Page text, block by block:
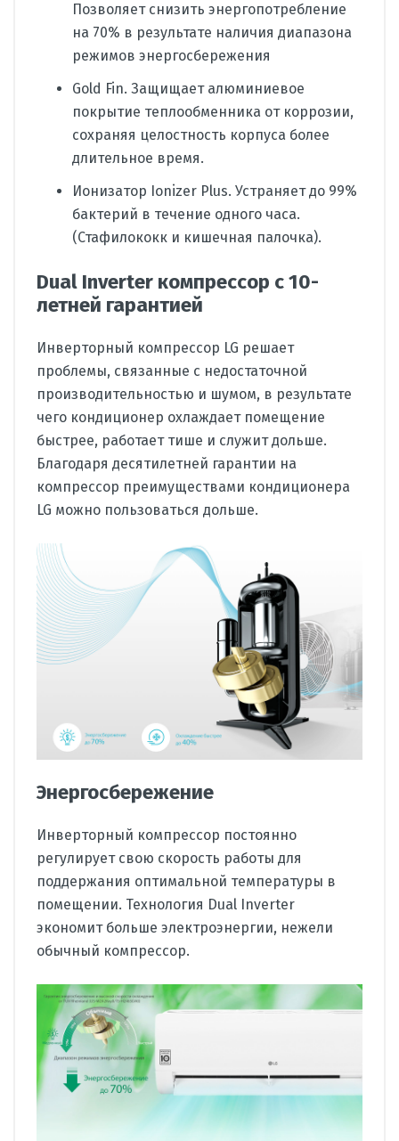
Позволяет снизить энергопотребление
на 70% в результате наличия диапазона
режимов энергосбережения
Gold Fin. Защищает алюминиевое
покрытие теплообменника от коррозии,
сохраняя целостность корпуса более
длительное время.
Ионизатор Ionizer Plus. Устраняет до 99%
бактерий в течение одного часа.
(Стафилококк и кишечная палочка).
Dual Inverter компрессор с 10-
летней гарантией
Инверторный компрессор LG решает
проблемы, связанные с недостаточной
производительностью и шумом, в результате
чего кондиционер охлаждает помещение
быстрее, работает тише и служит дольше.
Благодаря десятилетней гарантии на
компрессор преимуществами кондиционера
LG можно пользоваться дольше.
Энергосбережение
Инверторный компрессор постоянно
регулирует свою скорость работы для
поддержания оптимальной температуры в
помещении. Технология Dual Inverter
экономит больше электроэнергии, нежели
обычный компрессор.